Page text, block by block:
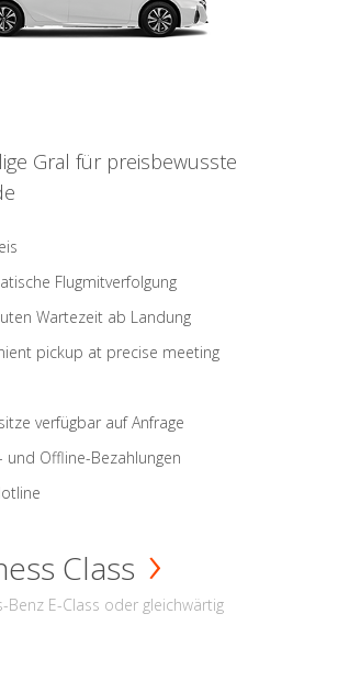
Gral für preisbewusste
Flugmitverfolgung
Wartezeit ab Landung
pickup at precise meeting
verfügbar auf Anfrage
und Offline-Bezahlungen
Class
Benz E-Class oder gleichwärtig